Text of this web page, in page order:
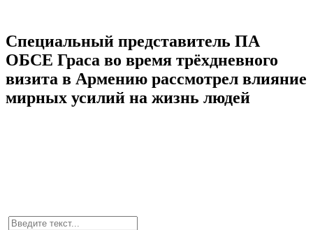
Специальный представитель ПА
ОБСЕ Граса во время трёхдневного
визита в Армению рассмотрел влияние
мирных усилий на жизнь людей